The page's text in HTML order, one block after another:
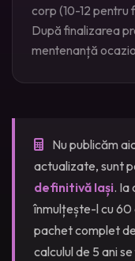
corp (10-12
După finalizarea
mentenanță
Nu publicăm
actualizate, sunt
definitivă Iași. Ia
înmulțește-l cu 60
pachet complet
calculul de 5 ani